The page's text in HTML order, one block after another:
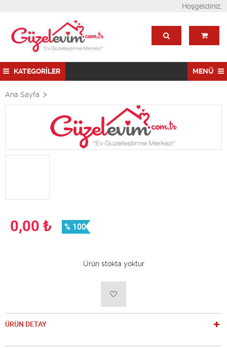
Hoşgeldiniz,
KATEGORİLER MENÜ
Ana Sayfa
0,00 ₺ % 100
Ürün stokta yoktur
ÜRÜN DETAY